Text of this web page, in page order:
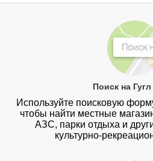
Поиск на Гугл
Используйте поисковую
чтобы найти местные
АЗС, парки отдыха и
культурно-